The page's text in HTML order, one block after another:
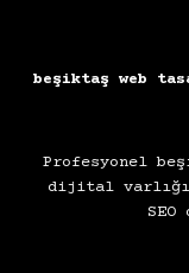
beşiktaş web
Profesyonel
dijital